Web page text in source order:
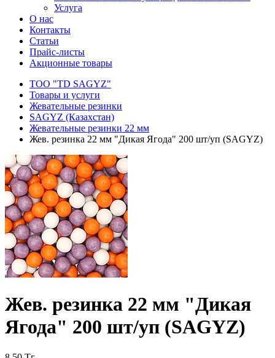
Услуга
О нас
Контакты
Статьи
Прайс-листы
Акционные товары
ТОО "TD SAGYZ"
Товары и услуги
Жевательные резинки
SAGYZ (Казахстан)
Жевательные резинки 22 мм
Жев. резинка 22 мм "Дикая Ягода" 200 шт/уп (SAGYZ)
Жев. резинка 22 мм "Дикая
Ягода" 200 шт/уп (SAGYZ)